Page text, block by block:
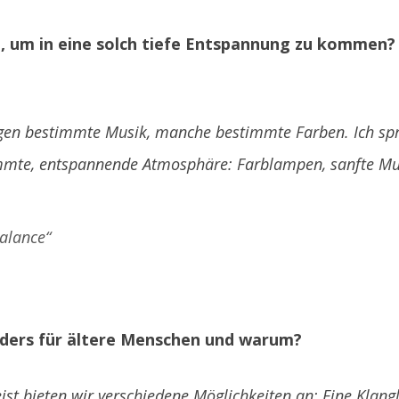
in eine solch tiefe Entspannung zu
bestimmte Musik, manche bestimmte Farben. Ich
entspannende Atmosphäre: Farblampen, sanfte
für ältere Menschen und warum?